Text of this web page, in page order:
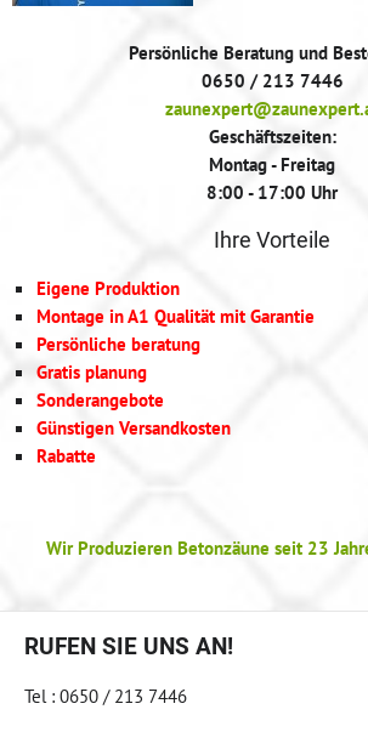
Persönliche Beratung und
0650 / 213 7446
Geschäftszeiten:
Montag - Freitag
8:00 - 17:00 Uhr
Ihre Vorteile
Eigene Produktion
Montage in A1 Qualität mit Garantie
Persönliche beratung
Gratis planung
Sonderangebote
Günstigen Versandkosten
Rabatte
Wir Produzieren Betonzäune seit 23
RUFEN SIE UNS AN!
Tel : 0650 / 213 7446